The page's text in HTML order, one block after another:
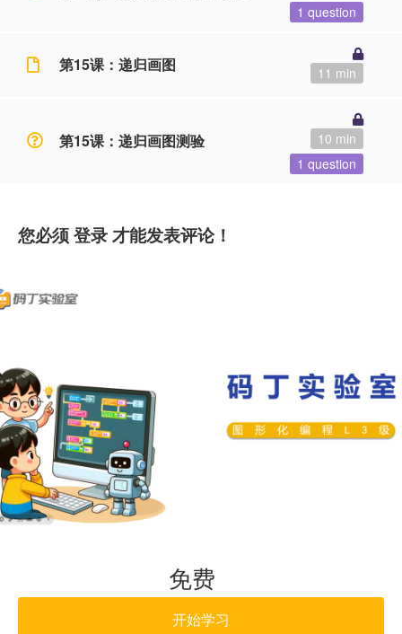
1 question
第15课：递归画图 11 min
第15课：递归画图测验
1 question
10 min
您必须登录才能发表评论！
免费
开始学习